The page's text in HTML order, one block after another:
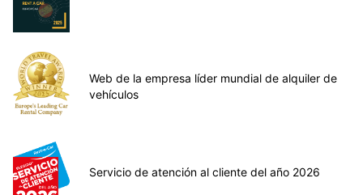
Web de la empresa líder mundial de alquiler de
vehículos
Servicio de atención al cliente del año 2026